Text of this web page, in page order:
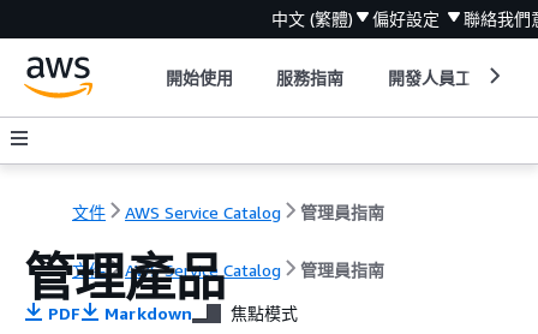
中文 (繁體) 偏好設定 聯絡我們
開始使用 服務指南 開發人員工具
文件 AWS Service Catalog 管理員指南
文件 AWS Service Catalog 管理員指南
管理產品
PDF Markdown 焦點模式